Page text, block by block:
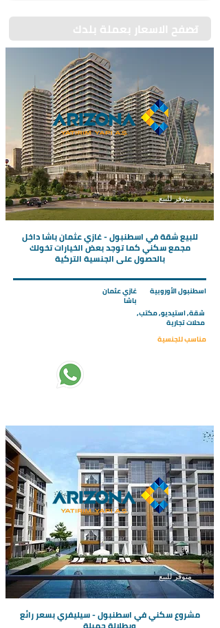
متوفر للبيع
للبيع شقة في اسطنبول - غازي عثمان باشا داخل
مجمع سكني كما توجد بعض الخيارات تخولك
بالحصول على الجنسية التركية
غازي عثمان
باشا
اسطنبول الأوروبية
شقة, استيديو, مكتب,
محلات تجارية
مناسب للجنسية
متوفر للبيع
مشروع سكني في اسطنبول - سيليفري بسعر رائع